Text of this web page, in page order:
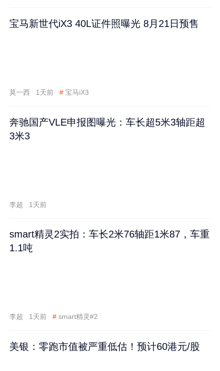
宝马新世代iX3 40L证件照曝光 8月21日预售
莫一西 1天前 # 宝马iX3
奔驰国产VLE申报图曝光：车长超5米3轴距超
3米3
李超 1天前
smart精灵2实拍：车长2米76轴距1米87，车重
1.1吨
李超 1天前 # smart精灵#2
美银：零跑市值被严重低估！预计60港元/股